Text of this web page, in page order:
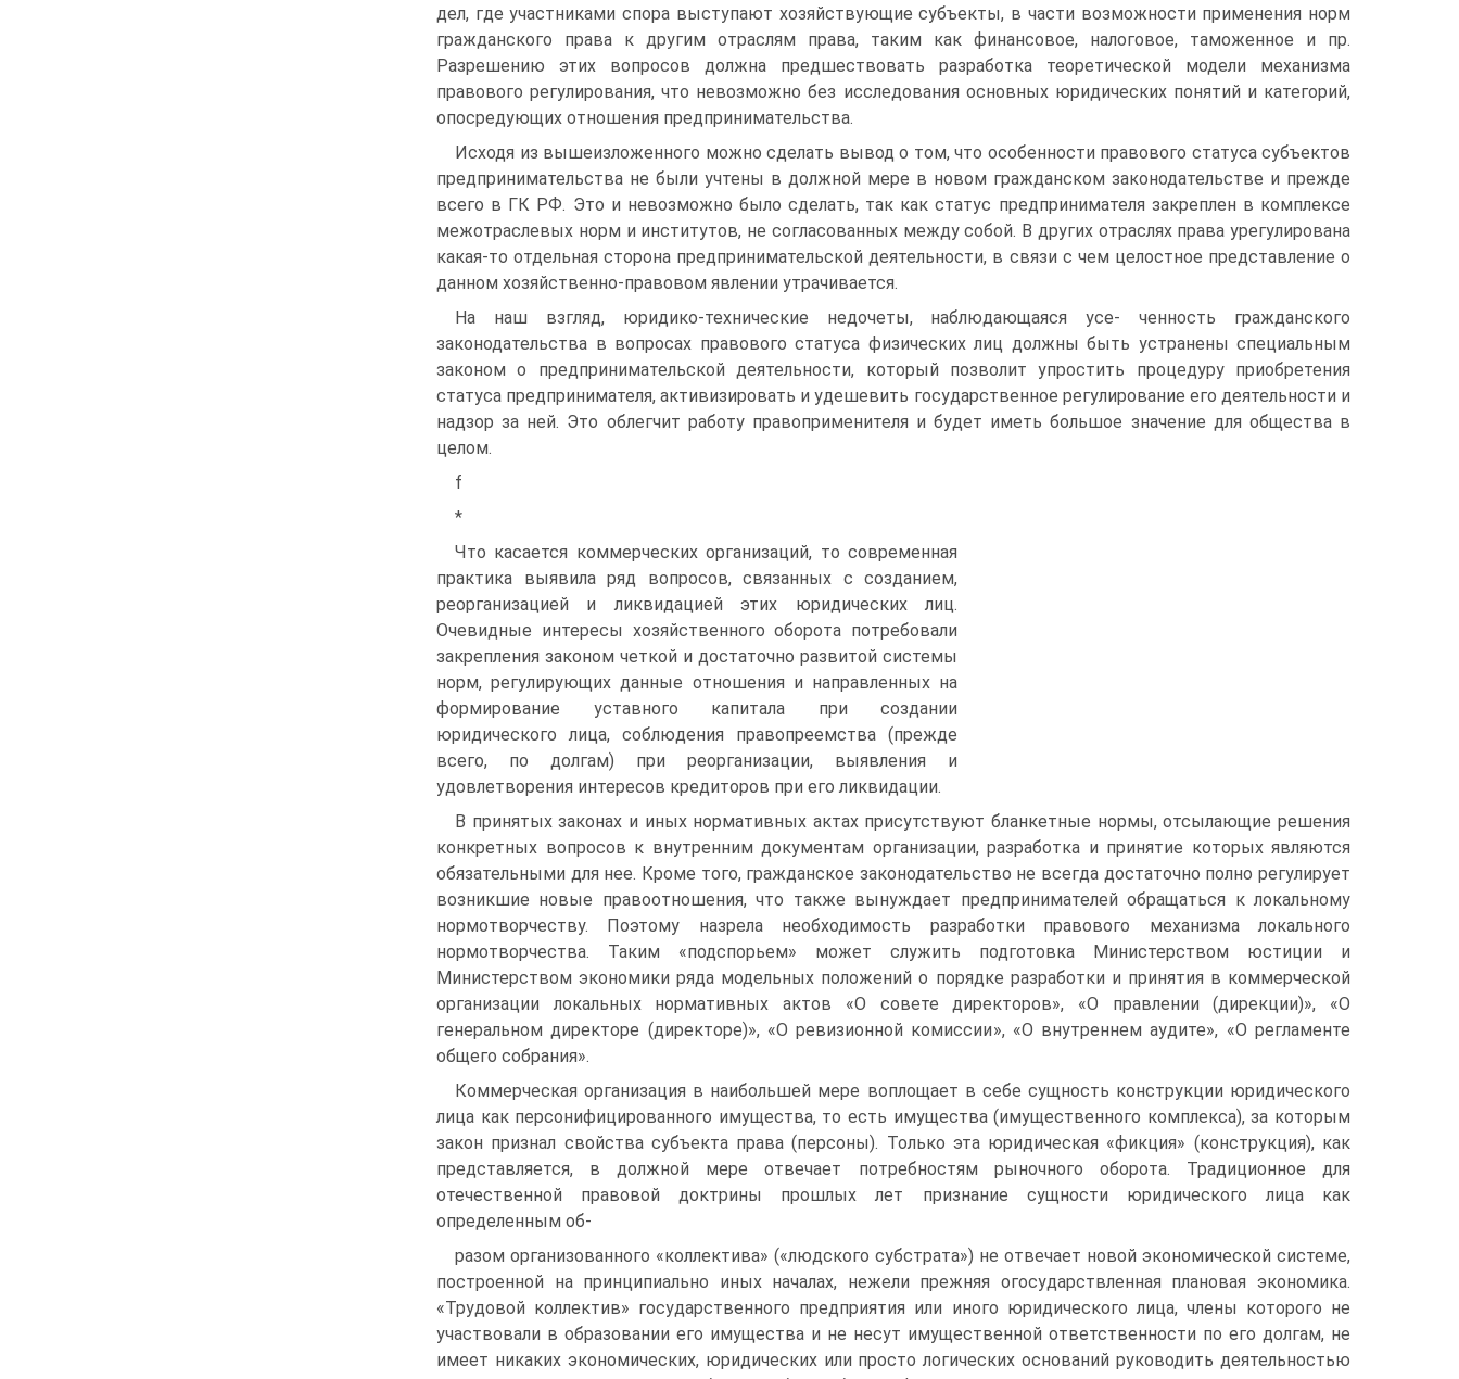
дел, где участниками спора выступают хозяйствующие субъекты, в части возможности применения норм
гражданского права к другим отраслям права, таким как финансовое, налоговое, таможенное и пр.
Разрешению этих вопросов должна предшествовать разработка теоретической модели механизма
правового регулирования, что невозможно без исследования основных юридических понятий и категорий,
опосредующих отношения предпринимательства.
Исходя из вышеизложенного можно сделать вывод о том, что особенности правового статуса субъектов
предпринимательства не были учтены в должной мере в новом гражданском законодательстве и прежде
всего в ГК РФ. Это и невозможно было сделать, так как статус предпринимателя закреплен в комплексе
межотраслевых норм и институтов, не согласованных между собой. В других отраслях права урегулирована
какая-то отдельная сторона предпринимательской деятельности, в связи с чем целостное представление о
данном хозяйственно-правовом явлении утрачивается.
На наш взгляд, юридико-технические недочеты, наблюдающаяся усе- ченность гражданского
законодательства в вопросах правового статуса физических лиц должны быть устранены специальным
законом о предпринимательской деятельности, который позволит упростить процедуру приобретения
статуса предпринимателя, активизировать и удешевить государственное регулирование его деятельности и
надзор за ней. Это облегчит работу правоприменителя и будет иметь большое значение для общества в
целом.
f
*
Что касается коммерческих организаций, то современная
практика выявила ряд вопросов, связанных с созданием,
реорганизацией и ликвидацией этих юридических лиц.
Очевидные интересы хозяйственного оборота потребовали
закрепления законом четкой и достаточно развитой системы
норм, регулирующих данные отношения и направленных на
формирование уставного капитала при создании
юридического лица, соблюдения правопреемства (прежде
всего, по долгам) при реорганизации, выявления и
удовлетворения интересов кредиторов при его ликвидации.
В принятых законах и иных нормативных актах присутствуют бланкетные нормы, отсылающие решения
конкретных вопросов к внутренним документам организации, разработка и принятие которых являются
обязательными для нее. Кроме того, гражданское законодательство не всегда достаточно полно регулирует
возникшие новые правоотношения, что также вынуждает предпринимателей обращаться к локальному
нормотворчеству. Поэтому назрела необходимость разработки правового механизма локального
нормотворчества. Таким «подспорьем» может служить подготовка Министерством юстиции и
Министерством экономики ряда модельных положений о порядке разработки и принятия в коммерческой
организации локальных нормативных актов «О совете директоров», «О правлении (дирекции)», «О
генеральном директоре (директоре)», «О ревизионной комиссии», «О внутреннем аудите», «О регламенте
общего собрания».
Коммерческая организация в наибольшей мере воплощает в себе сущность конструкции юридического
лица как персонифицированного имущества, то есть имущества (имущественного комплекса), за которым
закон признал свойства субъекта права (персоны). Только эта юридическая «фикция» (конструкция), как
представляется, в должной мере отвечает потребностям рыночного оборота. Традиционное для
отечественной правовой доктрины прошлых лет признание сущности юридического лица как
определенным об-
разом организованного «коллектива» («людского субстрата») не отвечает новой экономической системе,
построенной на принципиально иных началах, нежели прежняя огосударствленная плановая экономика.
«Трудовой коллектив» государственного предприятия или иного юридического лица, члены которого не
участвовали в образовании его имущества и не несут имущественной ответственности по его долгам, не
имеет никаких экономических, юридических или просто логических оснований руководить деятельностью